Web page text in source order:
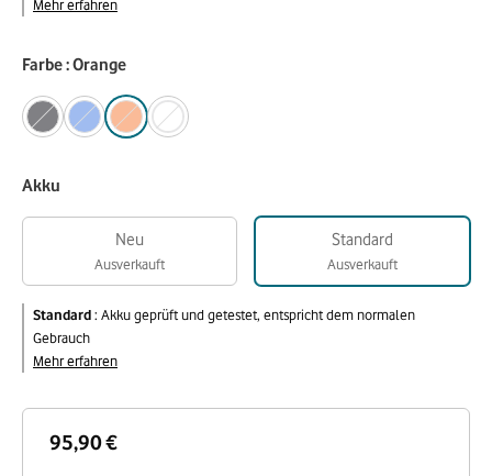
95,90 €
Mehr erfahren
Farbe : Orange
Akku
Neu
Ausverkauft
Standard
Ausverkauft
Standard: Akku geprüft und getestet, entspricht dem normalen
Gebrauch
Mehr erfahren